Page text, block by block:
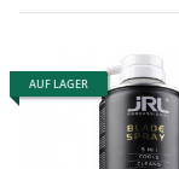
AUF LAGER